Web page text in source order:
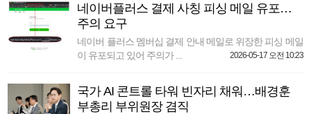
네이버플러스 결제 사칭 피싱 메일 유포…
주의 요구
네이버 플러스 멤버십 결제 안내 메일로 위장한 피싱 메일
이 유포되고 있어 주의가 ...
2026-05-17 오전 10:23
국가 AI 콘트롤 타워 빈자리 채워…배경훈
부총리 부위원장 겸직